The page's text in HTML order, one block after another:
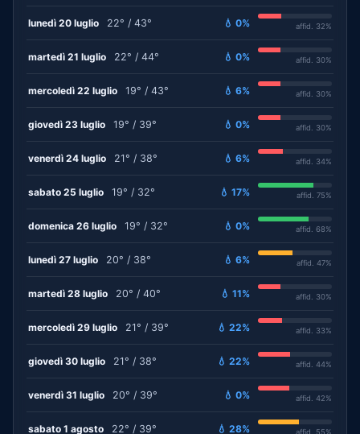
lunedì 20 luglio 22° / 43° 💧 0% affid. 32%
martedì 21 luglio 22° / 44° 💧 0% affid. 30%
mercoledì 22 luglio 19° / 43° 💧 6% affid. 30%
giovedì 23 luglio 19° / 39° 💧 0% affid. 30%
venerdì 24 luglio 21° / 38° 💧 6% affid. 34%
sabato 25 luglio 19° / 32° 💧 17% affid. 75%
domenica 26 luglio 19° / 32° 💧 0% affid. 68%
lunedì 27 luglio 20° / 38° 💧 6% affid. 47%
martedì 28 luglio 20° / 40° 💧 11% affid. 30%
mercoledì 29 luglio 21° / 39° 💧 22% affid. 33%
giovedì 30 luglio 21° / 38° 💧 22% affid. 44%
venerdì 31 luglio 20° / 39° 💧 0% affid. 42%
sabato 1 agosto 22° / 39° 💧 28% affid. 55%